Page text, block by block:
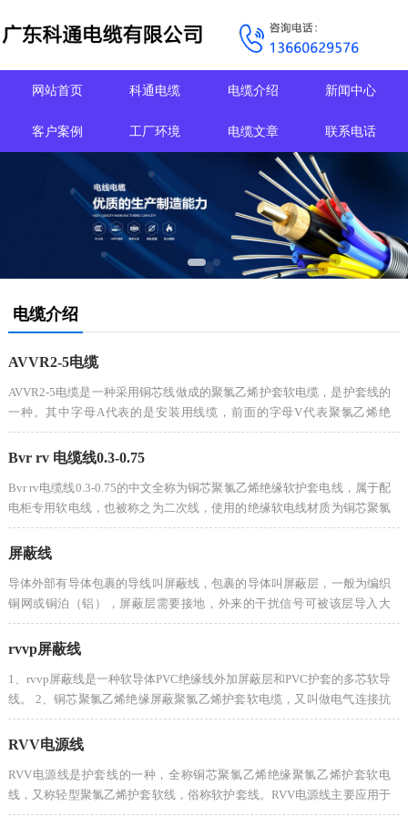
网站首页 科通电缆 电缆介绍 新闻中心
客户案例 工厂环境 电缆文章 联系电话
电缆介绍
AVVR2-5电缆
AVVR2-5电缆是一种采用铜芯线做成的聚氯乙烯护套软电缆，是护套线的
一种。其中字母A代表的是安装用线缆，前面的字母V代表聚氯乙烯绝
缘，第二个V代表护套，R代表软结构的电缆。这种...
Bvr rv 电缆线0.3-0.75
Bvr rv电缆线0.3-0.75的中文全称为铜芯聚氯乙烯绝缘软护套电线，属于配
电柜专用软电线，也被称之为二次线，使用的绝缘软电线材质为铜芯聚氯
乙烯，适用于布线时要求柔软及额定电压低...
屏蔽线
导体外部有导体包裹的导线叫屏蔽线，包裹的导体叫屏蔽层，一般为编织
铜网或铜泊（铝），屏蔽层需要接地，外来的干扰信号可被该层导入大
地。...
rvvp屏蔽线
1、rvvp屏蔽线是一种软导体PVC绝缘线外加屏蔽层和PVC护套的多芯软导
线。 2、铜芯聚氯乙烯绝缘屏蔽聚氯乙烯护套软电缆，又叫做电气连接抗
干扰软电缆，额定电压300/300V，线芯常用芯数...
RVV电源线
RVV电源线是护套线的一种，全称铜芯聚氯乙烯绝缘聚氯乙烯护套软电
线，又称轻型聚氯乙烯护套软线，俗称软护套线。RVV电源线主要应用于